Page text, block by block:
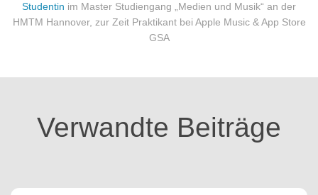
Studentin im Master Studiengang „Medien und Musik“ an der
HMTM Hannover, zur Zeit Praktikant bei Apple Music & App Store
GSA
Verwandte Beiträge